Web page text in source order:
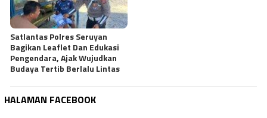
Satlantas Polres Seruyan
Bagikan Leaflet Dan Edukasi
Pengendara, Ajak Wujudkan
Budaya Tertib Berlalu Lintas
HALAMAN FACEBOOK